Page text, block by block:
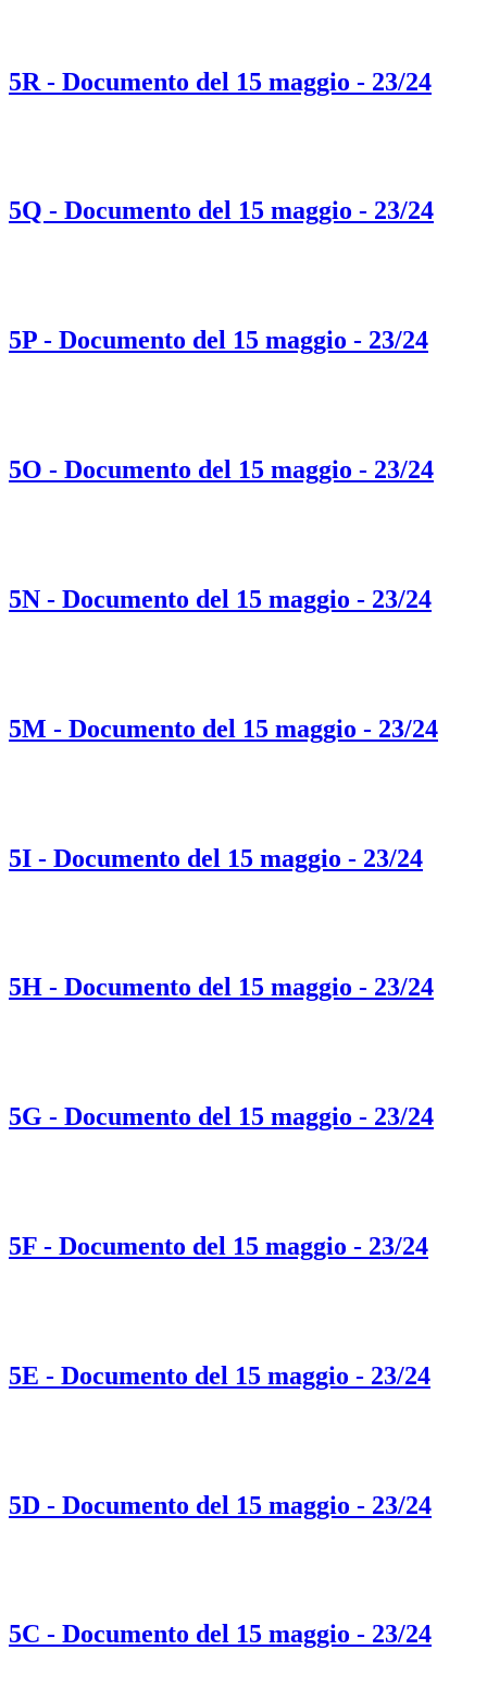
5R - Documento del 15 maggio - 23/24
5Q - Documento del 15 maggio - 23/24
5P - Documento del 15 maggio - 23/24
5O - Documento del 15 maggio - 23/24
5N - Documento del 15 maggio - 23/24
5M - Documento del 15 maggio - 23/24
5I - Documento del 15 maggio - 23/24
5H - Documento del 15 maggio - 23/24
5G - Documento del 15 maggio - 23/24
5F - Documento del 15 maggio - 23/24
5E - Documento del 15 maggio - 23/24
5D - Documento del 15 maggio - 23/24
5C - Documento del 15 maggio - 23/24